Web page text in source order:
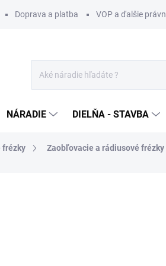
Doprava a platba VOP a ďalšie
NÁRADIE DIELŇA - STAVBA
frézky Zaobľovacie a rádiusové frézky